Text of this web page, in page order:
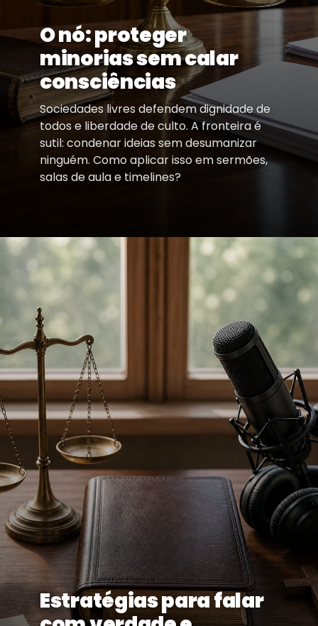
O nó: proteger
minorias sem calar
consciências
Sociedades livres defendem dignidade de
todos e liberdade de culto. A fronteira é
sutil: condenar ideias sem desumanizar
ninguém. Como aplicar isso em sermões,
salas de aula e timelines?
Estratégias para falar